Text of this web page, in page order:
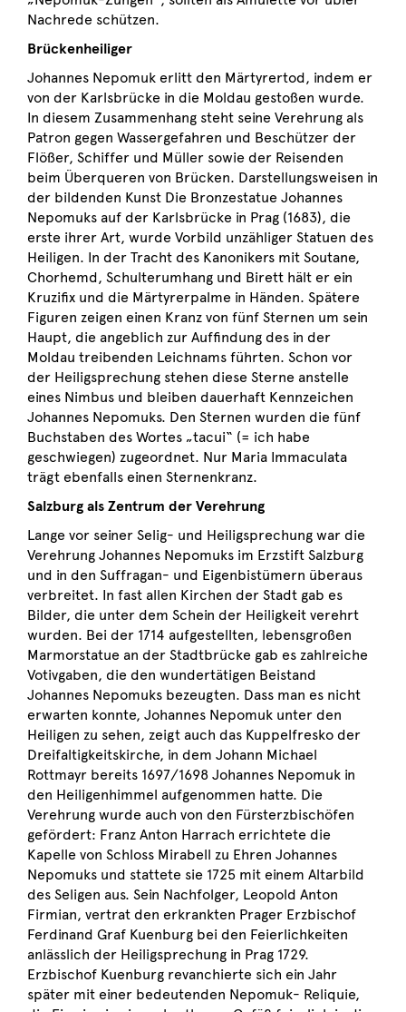
Nachrede schützen.
Brückenheiliger
Johannes Nepomuk erlitt den Märtyrertod, indem er
von der Karlsbrücke in die Moldau gestoßen wurde.
In diesem Zusammenhang steht seine Verehrung als
Patron gegen Wassergefahren und Beschützer der
Flößer, Schiffer und Müller sowie der Reisenden
beim Überqueren von Brücken. Darstellungsweisen in
der bildenden Kunst Die Bronzestatue Johannes
Nepomuks auf der Karlsbrücke in Prag (1683), die
erste ihrer Art, wurde Vorbild unzähliger Statuen des
Heiligen. In der Tracht des Kanonikers mit Soutane,
Chorhemd, Schulterumhang und Birett hält er ein
Kruzifix und die Märtyrerpalme in Händen. Spätere
Figuren zeigen einen Kranz von fünf Sternen um sein
Haupt, die angeblich zur Auffindung des in der
Moldau treibenden Leichnams führten. Schon vor
der Heiligsprechung stehen diese Sterne anstelle
eines Nimbus und bleiben dauerhaft Kennzeichen
Johannes Nepomuks. Den Sternen wurden die fünf
Buchstaben des Wortes „tacui“ (= ich habe
geschwiegen) zugeordnet. Nur Maria Immaculata
trägt ebenfalls einen Sternenkranz.
Salzburg als Zentrum der Verehrung
Lange vor seiner Selig- und Heiligsprechung war die
Verehrung Johannes Nepomuks im Erzstift Salzburg
und in den Suffragan- und Eigenbistümern überaus
verbreitet. In fast allen Kirchen der Stadt gab es
Bilder, die unter dem Schein der Heiligkeit verehrt
wurden. Bei der 1714 aufgestellten, lebensgroßen
Marmorstatue an der Stadtbrücke gab es zahlreiche
Votivgaben, die den wundertätigen Beistand
Johannes Nepomuks bezeugten. Dass man es nicht
erwarten konnte, Johannes Nepomuk unter den
Heiligen zu sehen, zeigt auch das Kuppelfresko der
Dreifaltigkeitskirche, in dem Johann Michael
Rottmayr bereits 1697/1698 Johannes Nepomuk in
den Heiligenhimmel aufgenommen hatte. Die
Verehrung wurde auch von den Fürsterzbischöfen
gefördert: Franz Anton Harrach errichtete die
Kapelle von Schloss Mirabell zu Ehren Johannes
Nepomuks und stattete sie 1725 mit einem Altarbild
des Seligen aus. Sein Nachfolger, Leopold Anton
Firmian, vertrat den erkrankten Prager Erzbischof
Ferdinand Graf Kuenburg bei den Feierlichkeiten
anlässlich der Heiligsprechung in Prag 1729.
Erzbischof Kuenburg revanchierte sich ein Jahr
später mit einer bedeutenden Nepomuk- Reliquie,